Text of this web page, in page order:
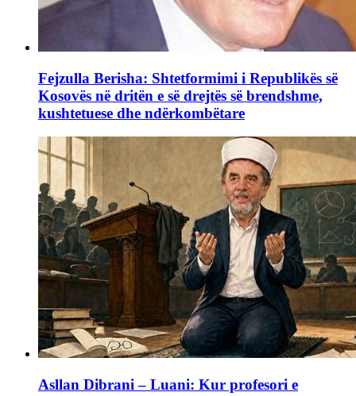
Fejzulla Berisha: Shtetformimi i Republikës së
Kosovës në dritën e së drejtës së brendshme,
kushtetuese dhe ndërkombëtare
Asllan Dibrani – Luani: Kur profesori e